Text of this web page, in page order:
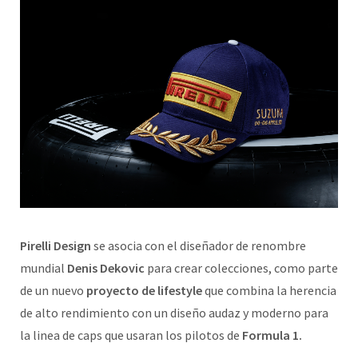
Pirelli Design se asocia con el diseñador de renombre
mundial Denis Dekovic para crear colecciones, como parte
de un nuevo proyecto de lifestyleque combina la herencia
de alto rendimiento con un diseño audaz y moderno para
la linea de caps que usaran los pilotos de Formula 1.